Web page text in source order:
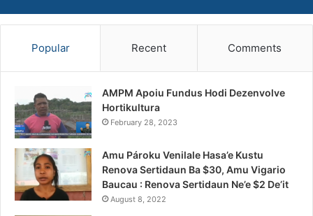
Popular Recent Comments
AMPM Apoiu Fundus Hodi Dezenvolve
Hortikultura
February 28, 2023
Amu Pároku Venilale Hasa’e Kustu
Renova Sertidaun Ba $30, Amu Vigario
Baucau : Renova Sertidaun Ne’e $2 De’it
August 8, 2022